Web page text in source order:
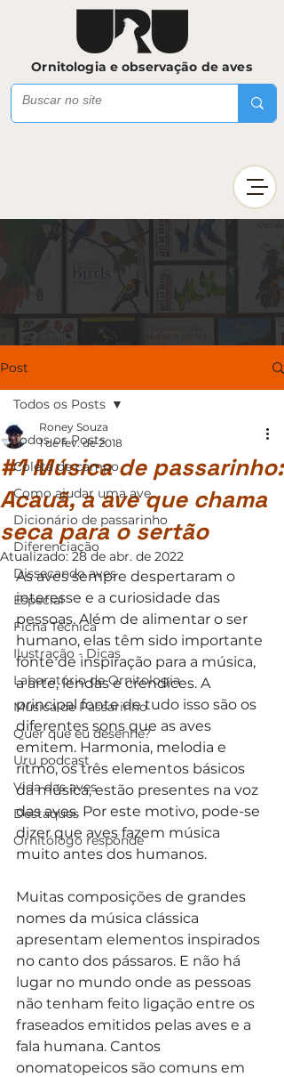
Ornitologia e observação de aves
Post
Todos os Posts
Coleta de campo
Como ajudar uma ave
Dicionário de passarinho
Diferenciação
Dissecando aves
Especial
Ficha Técnica
Ilustração - Dicas
Laboratório de Ornitologia
Música de Passarinho
Quer que eu desenhe?
Uru podcast
Vida das aves
Destaques
Ornitólogo responde
Todos os Posts
#1 Música de passarinho:
Acauã, a ave que chama
seca para o sertão
Roney Souza
1 de fev. de 2018
Atualizado:28 de abr. de 2022
As aves sempre despertaram o
interesse e a curiosidade das
pessoas. Além de alimentar o ser
humano, elas têm sido importante
fonte de inspiração para a música,
a arte, lendas e crendices. A
principal fonte de tudo isso são os
diferentes sons que as aves
emitem. Harmonia, melodia e
ritmo, os três elementos básicos
da música, estão presentes na voz
das aves. Por este motivo, pode-se
dizer que aves fazem música
muito antes dos humanos.
Muitas composições de grandes
nomes da música clássica
apresentam elementos inspirados
no canto dos pássaros. E não há
lugar no mundo onde as pessoas
não tenham feito ligação entre os
fraseados emitidos pelas aves e a
fala humana. Cantos
onomatopeicos são comuns em